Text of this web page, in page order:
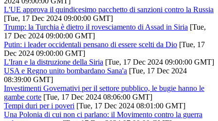
L'UE approva il quindicesimo pacchetto di sanzioni contro la Russia
[Tue, 17 Dec 2024 09:00:00 GMT]
Trump: la Turchia è dietro il rovesciamento di Assad in Siria [Tue,
17 Dec 2024 09:00:00 GMT]
Putin: i leader occidentali pensano di essere scelti da Dio [Tue, 17
Dec 2024 09:00:00 GMT]
L'Iran e la distruzione della Siria [Tue, 17 Dec 2024 09:00:00 GMT]
USA e Regno unito bombardano Sana'a [Tue, 17 Dec 2024
08:39:00 GMT]
Investimenti Governativi per il settore pubblico, le bugie hanno le
gambe corte [Tue, 17 Dec 2024 08:06:00 GMT]
Tempi duri per i poveri [Tue, 17 Dec 2024 08:01:00 GMT]
Una Polonia di cui non ci parlano: il Movimento contro la guerra